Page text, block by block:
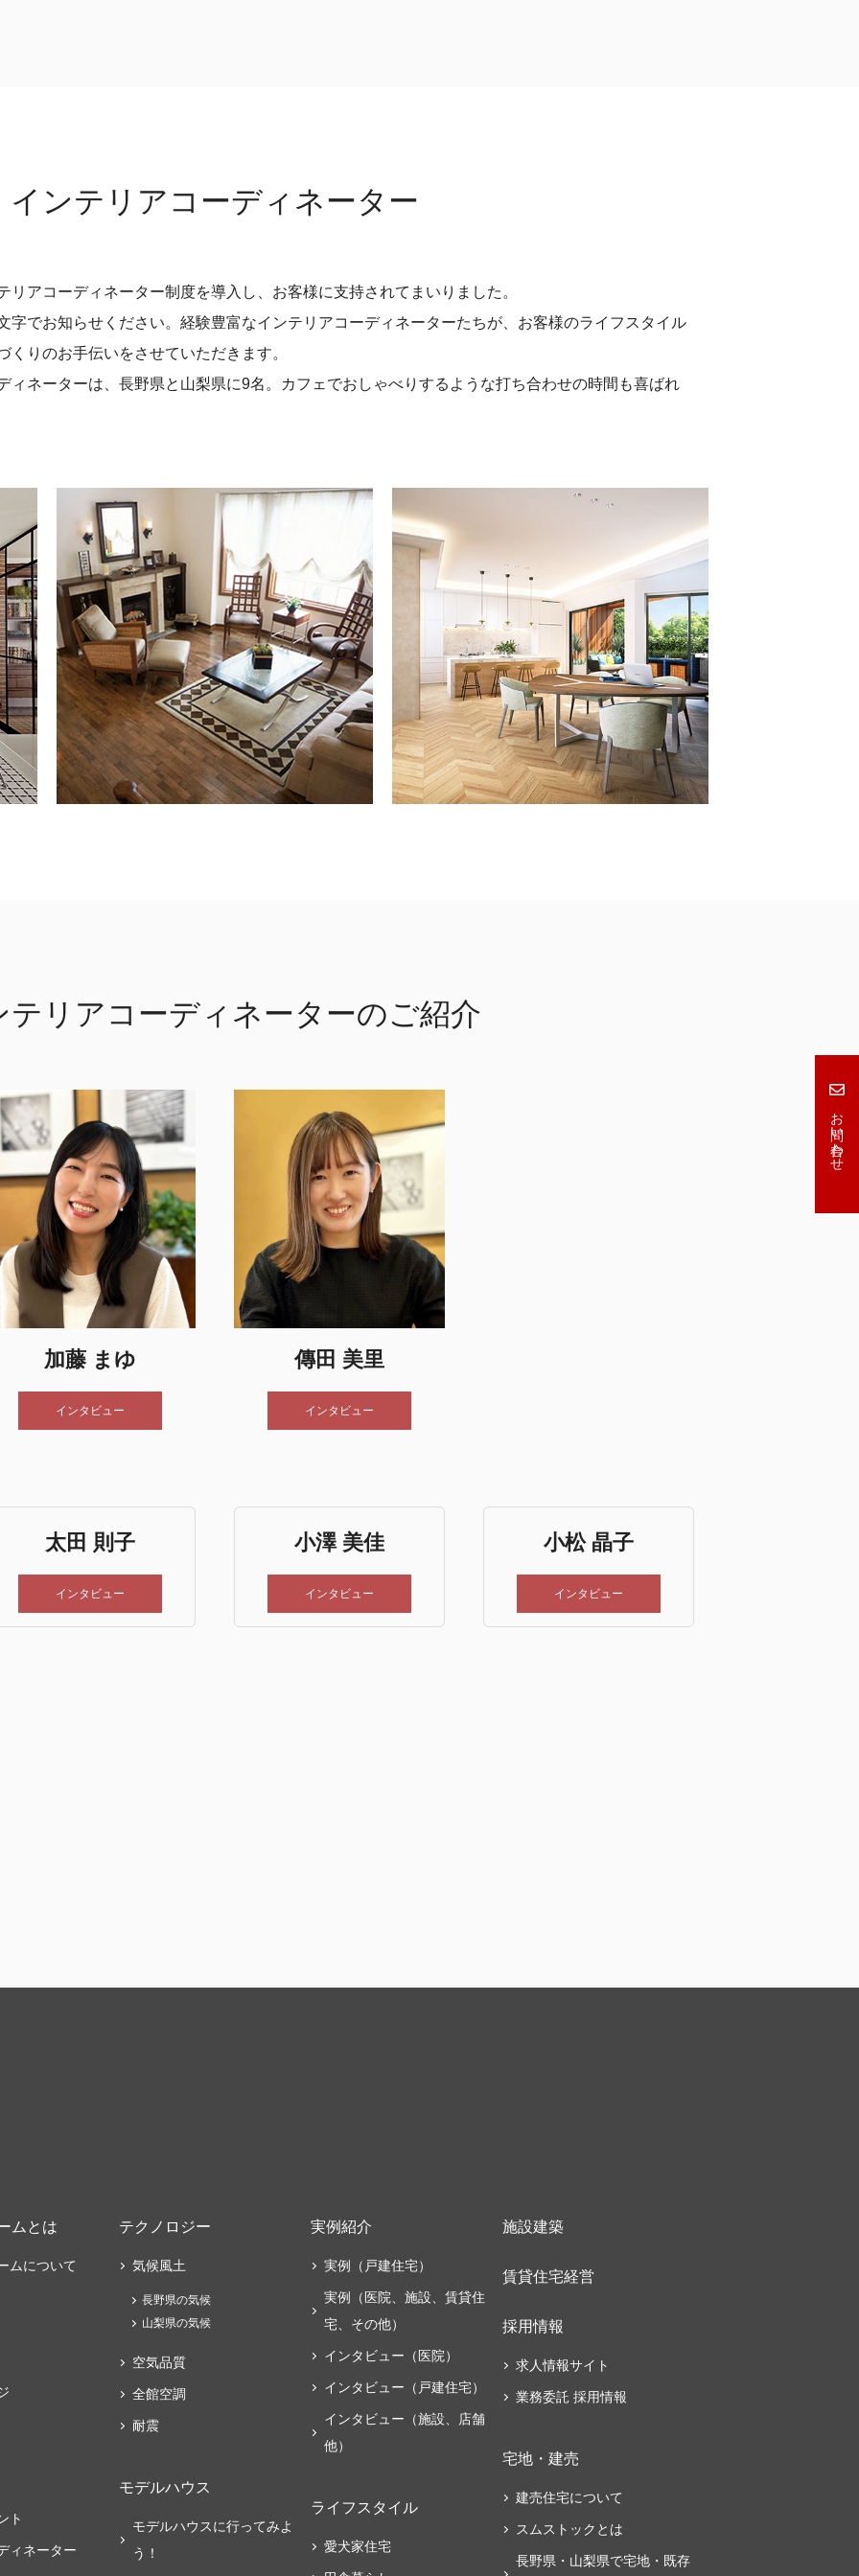
お問い合わせ
インテリアコーディネーター
アコーディネーター制度を導入し、お客様に支持されてまいりました。
字でお知らせください。経験豊富なインテリアコーディネーターたちが、お客様のライフスタイル
りのお手伝いをさせていただきます。
ィネーターは、長野県と山梨県に9名。カフェでおしゃべりするような打ち合わせの時間も喜ばれ
テリアコーディネーターのご紹介
加藤 まゆ
インタビュー
傳田 美里
インタビュー
太田 則子
インタビュー
小澤 美佳
インタビュー
小松 晶子
インタビュー
ムとは
ムについて
ト
ィネーター
テクノロジー
気候風土
長野県の気候
山梨県の気候
空気品質
全館空調
耐震
モデルハウス
モデルハウスに行ってみよ
う！
実例紹介
実例（戸建住宅）
実例（医院、施設、賃貸住
宅、その他）
インタビュー（医院）
インタビュー（戸建住宅）
インタビュー（施設、店舗
他）
ライフスタイル
愛犬家住宅
施設建築
賃貸住宅経営
採用情報
求人情報サイト
業務委託 採用情報
宅地・建売
建売住宅について
スムストックとは
長野県・山梨県で宅地・既存